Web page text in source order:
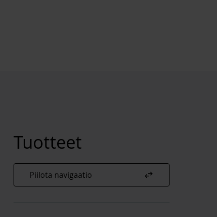
Tuotteet
Piilota navigaatio swap_horiz